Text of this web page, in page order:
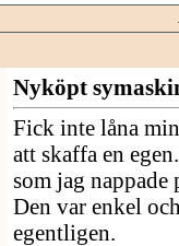
Nyköpt
Fick inte låna
att skaffa en
som jag nappade
Den var enkel
egentligen.